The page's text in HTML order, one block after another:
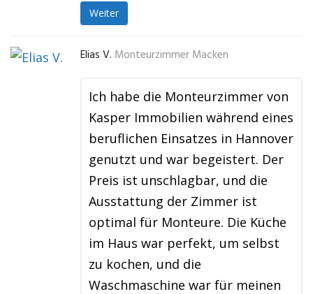
Weiter
Elias V. Monteurzimmer Macken
Ich habe die Monteurzimmer von
Kasper Immobilien während eines
beruflichen Einsatzes in Hannover
genutzt und war begeistert. Der
Preis ist unschlagbar, und die
Ausstattung der Zimmer ist
optimal für Monteure. Die Küche
im Haus war perfekt, um selbst
zu kochen, und die
Waschmaschine war für meinen